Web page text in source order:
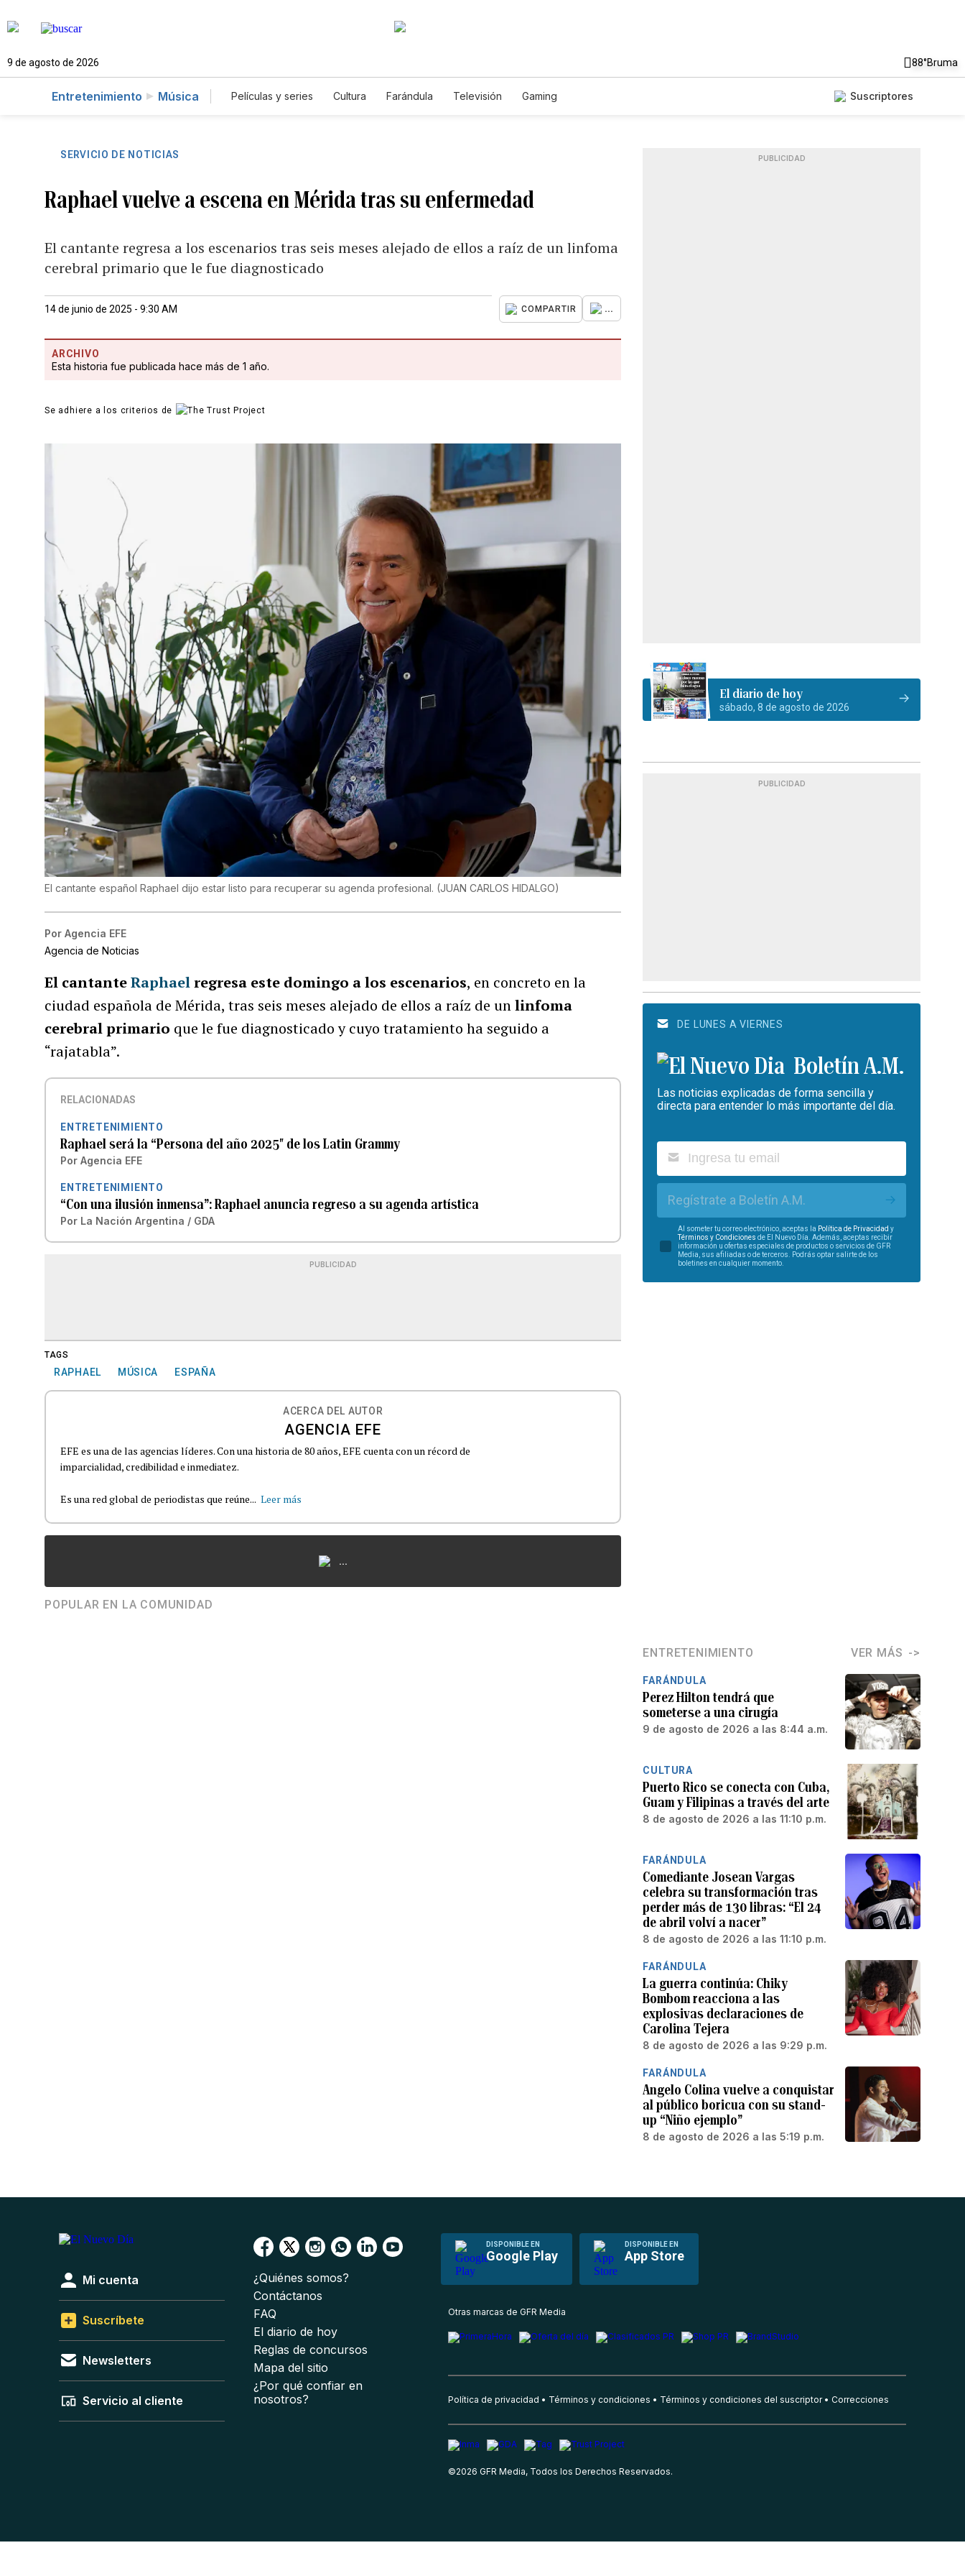
9 de agosto de 2026 88°Bruma
Entretenimiento Música Películas y series Cultura Farándula Televisión Gaming Suscriptores
SERVICIO DE NOTICIAS
Raphael vuelve a escena en Mérida tras su enfermedad
El cantante regresa a los escenarios tras seis meses alejado de ellos a raíz de un linfoma
cerebral primario que le fue diagnosticado
14 de junio de 2025 - 9:30 AM COMPARTIR ...
ARCHIVO
Esta historia fue publicada hace más de 1 año.
Se adhiere a los criterios de
El cantante español Raphael dijo estar listo para recuperar su agenda profesional. (JUAN CARLOS HIDALGO)
Por Agencia EFE
Agencia de Noticias
El cantanteRaphaelregresa este domingo a los escenarios, en concreto en la
ciudad española de Mérida, tras seis meses alejado de ellos a raíz de unlinfoma
cerebral primario que le fue diagnosticado y cuyo tratamiento ha seguido a
“rajatabla”.
RELACIONADAS
ENTRETENIMIENTO
Raphael será la “Persona del año 2025″ de los Latin Grammy
Por Agencia EFE
ENTRETENIMIENTO
“Con una ilusión inmensa”: Raphael anuncia regreso a su agenda artística
Por La Nación Argentina / GDA
PUBLICIDAD
TAGS
RAPHAEL MÚSICA ESPAÑA
ACERCA DEL AUTOR
AGENCIA EFE
EFE es una de las agencias líderes. Con una historia de 80 años, EFE cuenta con un récord de
imparcialidad, credibilidad e inmediatez.
Es una red global de periodistas que reúne... Leer más
...
POPULAR EN LA COMUNIDAD
PUBLICIDAD
El diario de hoy
sábado, 8 de agosto de 2026
PUBLICIDAD
DE LUNES A VIERNES
Boletín A.M.
Las noticias explicadas de forma sencilla y
directa para entender lo más importante del día.
Regístrate a Boletín A.M.
Al someter tu correo electrónico, aceptas la Política de Privacidad y
Términos y Condiciones de El Nuevo Día. Además, aceptas recibir
información u ofertas especiales de productos o servicios de GFR
Media, sus afiliadas o de terceros. Podrás optar salirte de los
boletines en cualquier momento.
ENTRETENIMIENTO VER MÁS
FARÁNDULA
Perez Hilton tendrá que
someterse a una cirugía
9 de agosto de 2026 a las 8:44 a.m.
CULTURA
Puerto Rico se conecta con Cuba,
Guam y Filipinas a través del arte
8 de agosto de 2026 a las 11:10 p.m.
FARÁNDULA
Comediante Josean Vargas
celebra su transformación tras
perder más de 130 libras: “El 24
de abril volví a nacer”
8 de agosto de 2026 a las 11:10 p.m.
FARÁNDULA
La guerra continúa: Chiky
Bombom reacciona a las
explosivas declaraciones de
Carolina Tejera
8 de agosto de 2026 a las 9:29 p.m.
FARÁNDULA
Angelo Colina vuelve a conquistar
al público boricua con su stand-
up “Niño ejemplo”
8 de agosto de 2026 a las 5:19 p.m.
DISPONIBLE EN
Google Play
DISPONIBLE EN
App Store
Mi cuenta
Suscríbete
Newsletters
Servicio al cliente
¿Quiénes somos?
Contáctanos
FAQ
El diario de hoy
Reglas de concursos
Mapa del sitio
¿Por qué confiar en
nosotros?
Otras marcas de GFR Media
Política de privacidad Términos y condiciones Términos y condiciones del suscriptor Correcciones
©2026 GFR Media, Todos los Derechos Reservados.